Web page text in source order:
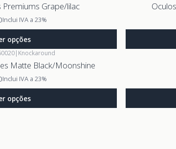
Premiums Grape/lilac
Inclui IVA a 23%
opções
| Knockaround
Matte Black/Moonshine
Inclui IVA a 23%
opções